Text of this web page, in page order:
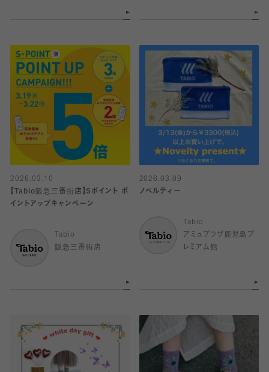
2026.03.10
【Tabio阪急三番街店】Sポイント ポ
イントアップキャンペーン
Tabio
阪急三番街店
2026.03.09
ノベルティー
Tabio
アミュプラザ鹿児島プ
レミアム館